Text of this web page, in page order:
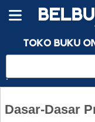
Dasar-Dasar